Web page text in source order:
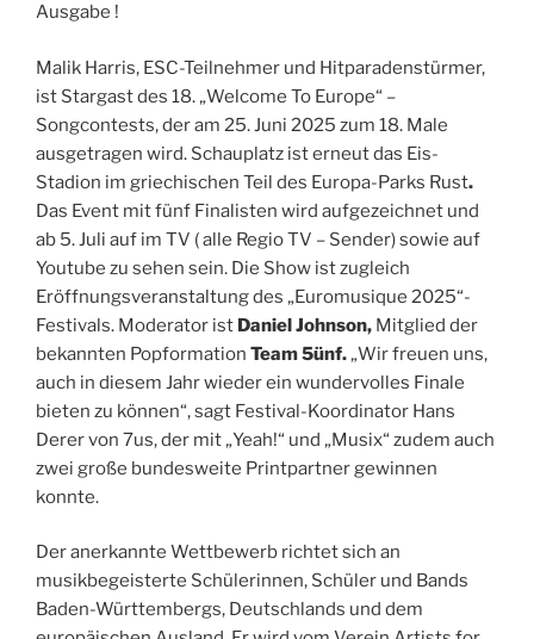
Ausgabe !
Malik Harris, ESC-Teilnehmer und Hitparadenstürmer,
ist Stargast des 18. „Welcome To Europe“ –
Songcontests, deram 25. Juni 2025 zum 18. Male
ausgetragen wird. Schauplatz ist erneut das Eis-
Stadion im griechischen Teil des Europa-Parks Rust.
Das Event mit fünf Finalisten wird aufgezeichnet und
ab 5. Juli auf im TV ( alle Regio TV – Sender) sowie auf
Youtube zu sehen sein. Die Show ist zugleich
Eröffnungsveranstaltung des „Euromusique 2025“-
Festivals. Moderator ist Daniel Johnson, Mitglied der
bekannten Popformation Team 5ünf.„Wir freuen uns,
auch in diesem Jahr wieder ein wundervolles Finale
bieten zu können“, sagt Festival-Koordinator Hans
Derer von 7us, der mit „Yeah!“ und „Musix“ zudem auch
zwei große bundesweite Printpartner gewinnen
konnte.
Der anerkannte Wettbewerb richtet sich an
musikbegeisterte Schülerinnen, Schüler und Bands
Baden-Württembergs, Deutschlands und dem